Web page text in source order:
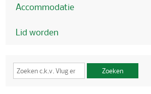
Accommodatie
Lid worden
Zoeken